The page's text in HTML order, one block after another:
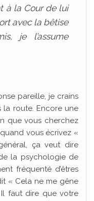
à la Cour de lui
avec la bêtise
je l’assume
pareille, je crains
route. Encore une
que vous cherchez
vous écrivez «
ça veut dire
la psychologie de
fréquenté d’êtres
« Cela ne me gêne
faut dire que votre